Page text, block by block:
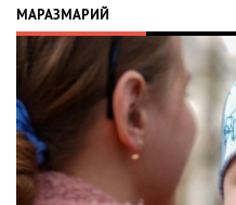
МАРАЗМАРИЙ